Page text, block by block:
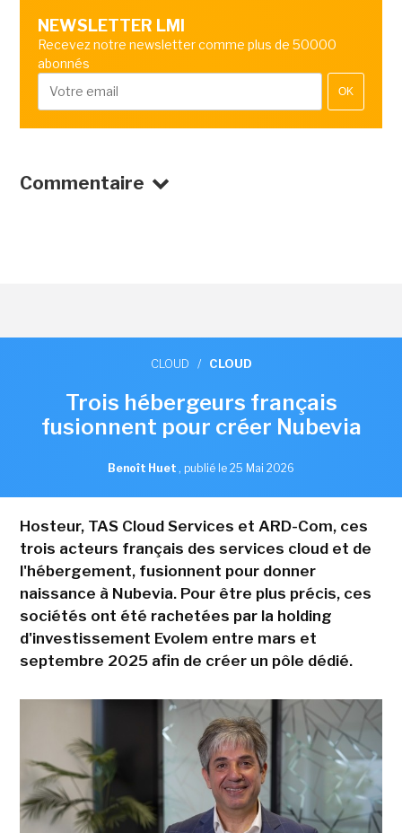
NEWSLETTER LMI
Recevez notre newsletter comme plus de 50000
abonnés
OK
Commentaire
CLOUD / CLOUD
Trois hébergeurs français
fusionnent pour créer Nubevia
Benoît Huet , publié le 25 Mai 2026
Hosteur, TAS Cloud Services et ARD-Com, ces
trois acteurs français des services cloud et de
l'hébergement, fusionnent pour donner
naissance à Nubevia. Pour être plus précis, ces
sociétés ont été rachetées par la holding
d'investissement Evolem entre mars et
septembre 2025 afin de créer un pôle dédié.